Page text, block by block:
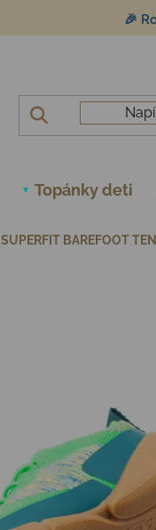
🎉
Topánky deti
SUPERFIT BAREFOOT